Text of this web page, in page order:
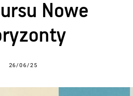
Nowe
26/06/25